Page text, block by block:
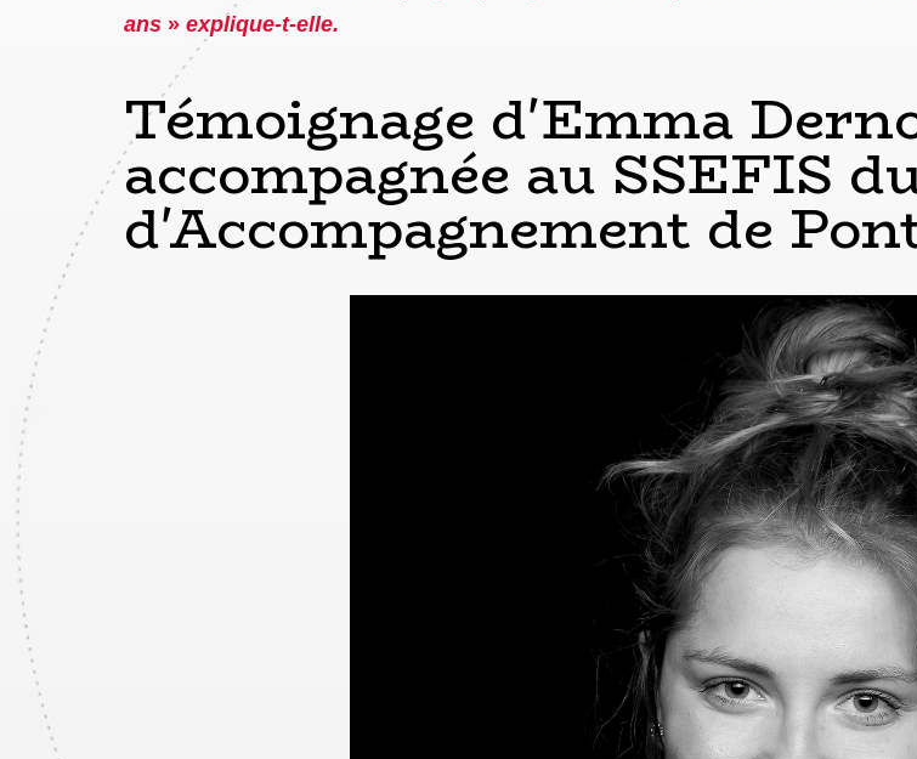
ans » explique-t-elle.
Témoignage d'Emma
accompagnée au SSEFIS
d'Accompagnement de